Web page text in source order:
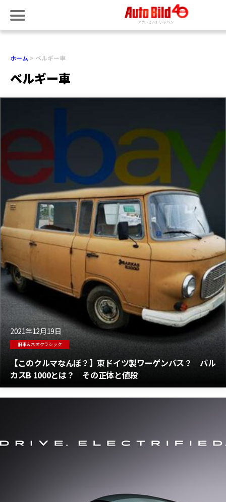
ホーム ベルギー車
ベルギー車
2021年12月19日
旧車＆ネオクラシック
【このクルマなんぼ？】東ドイツ製ワーゲンバス？ バル
カスB 1000とは？ その正体と値段